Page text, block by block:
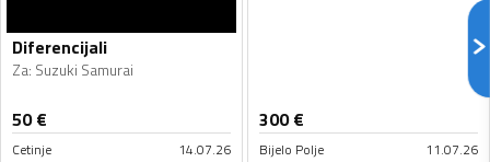
Diferencijali
Za: Suzuki Samurai
50€
Cetinje 14.07.26
300€
Bijelo Polje 11.07.26